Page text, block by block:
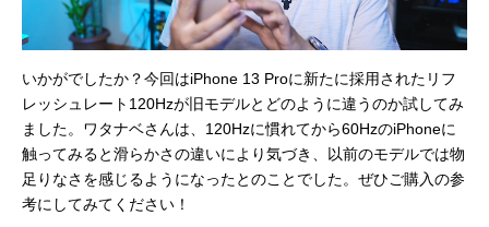
いかがでしたか？今回はiPhone 13 Proに新たに採用されたリフ
レッシュレート120Hzが旧モデルとどのように違うのか試してみ
ました。ワタナベさんは、120Hzに慣れてから60HzのiPhoneに
触ってみると滑らかさの違いにより気づき、以前のモデルでは物
足りなさを感じるようになったとのことでした。ぜひご購入の参
考にしてみてください！